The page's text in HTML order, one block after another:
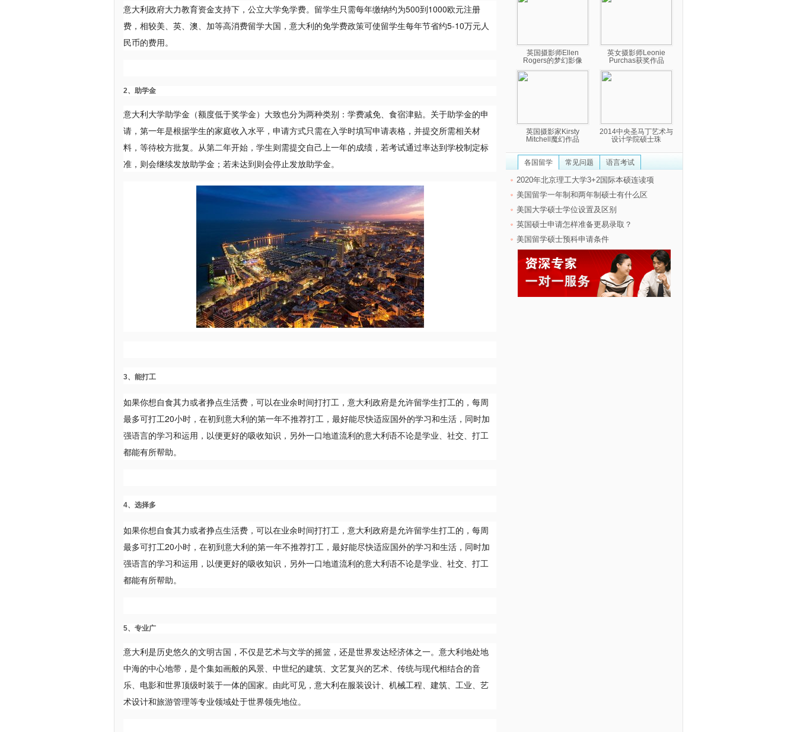
意大利政府大力教育资金支持下，公立大学免学费。留学生只需每年缴纳约为500到1000欧元注册
费，相较美、英、澳、加等高消费留学大国，意大利的免学费政策可使留学生每年节省约5-10万元人
民币的费用。
2、助学金
意大利大学助学金（额度低于奖学金）大致也分为两种类别：学费减免、食宿津贴。关于助学金的申
请，第一年是根据学生的家庭收入水平，申请方式只需在入学时填写申请表格，并提交所需相关材
料，等待校方批复。从第二年开始，学生则需提交自己上一年的成绩，若考试通过率达到学校制定标
准，则会继续发放助学金；若未达到则会停止发放助学金。
3、能打工
如果你想自食其力或者挣点生活费，可以在业余时间打打工，意大利政府是允许留学生打工的，每周
最多可打工20小时，在初到意大利的第一年不推荐打工，最好能尽快适应国外的学习和生活，同时加
强语言的学习和运用，以便更好的吸收知识，另外一口地道流利的意大利语不论是学业、社交、打工
都能有所帮助。
4、选择多
如果你想自食其力或者挣点生活费，可以在业余时间打打工，意大利政府是允许留学生打工的，每周
最多可打工20小时，在初到意大利的第一年不推荐打工，最好能尽快适应国外的学习和生活，同时加
强语言的学习和运用，以便更好的吸收知识，另外一口地道流利的意大利语不论是学业、社交、打工
都能有所帮助。
5、专业广
意大利是历史悠久的文明古国，不仅是艺术与文学的摇篮，还是世界发达经济体之一。意大利地处地
中海的中心地带，是个集如画般的风景、中世纪的建筑、文艺复兴的艺术、传统与现代相结合的音
乐、电影和世界顶级时装于一体的国家。由此可见，意大利在服装设计、机械工程、建筑、工业、艺
术设计和旅游管理等专业领域处于世界领先地位。
英国摄影师Ellen
Rogers的梦幻影像
英女摄影师Leonie
Purchas获奖作品
英国摄影家Kirsty
Mitchell魔幻作品
2014中央圣马丁艺术与
设计学院硕士珠
各国留学 常见问题 语言考试
2020年北京理工大学3+2国际本硕连读项
美国留学一年制和两年制硕士有什么区
美国大学硕士学位设置及区别
英国硕士申请怎样准备更易录取？
美国留学硕士预科申请条件